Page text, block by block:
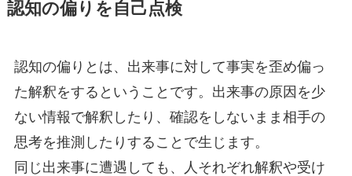
認知の偏りを自己点検
認知の偏りとは、出来事に対して事実を歪め偏っ
た解釈をするということです。出来事の原因を少
ない情報で解釈したり、確認をしないまま相手の
思考を推測したりすることで生じます。
同じ出来事に遭遇しても、人それぞれ解釈や受け